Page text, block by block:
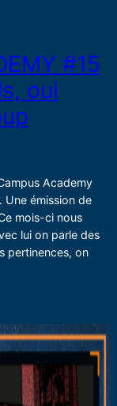
#15
oui
Academy
émission de
mois-ci nous
lui on parle des
pertinences, on